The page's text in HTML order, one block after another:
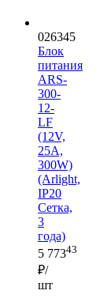
026345
Блок
питания
ARS-
300-
12-
LF
(12V,
25A,
300W)
(Arlight,
IP20
Сетка,
3
года)
5 77343
₽/
шт